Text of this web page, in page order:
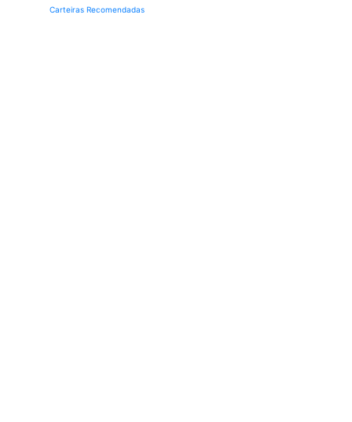
Carteiras Recomendadas